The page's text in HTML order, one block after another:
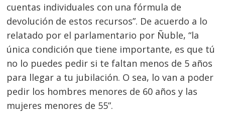
cuentas individuales con una fórmula de
devolución de estos recursos”. De acuerdo a lo
relatado por el parlamentario por Ñuble, “la
única condición que tiene importante, es que tú
no lo puedes pedir si te faltan menos de 5 años
para llegar a tu jubilación. O sea, lo van a poder
pedir los hombres menores de 60 años y las
mujeres menores de 55”.